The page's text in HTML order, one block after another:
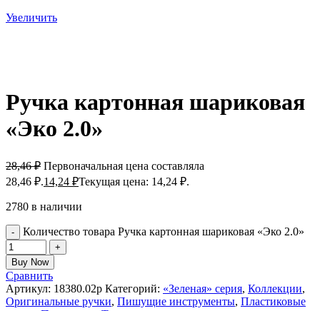
Увеличить
Ручка картонная шариковая
«Эко 2.0»
28,46₽ Первоначальная цена составляла
28,46 ₽.14,24 ₽Текущая цена: 14,24 ₽.
2780 в наличии
Количество товара Ручка картонная шариковая «Эко 2.0»
Buy Now
Сравнить
Артикул: 18380.02p Категорий: «Зеленая» серия, Коллекции,
Оригинальные ручки, Пишущие инструменты, Пластиковые